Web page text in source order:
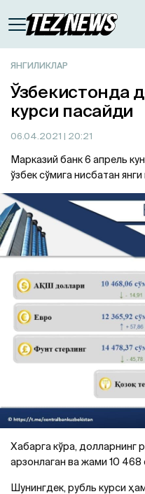
ЯНГИЛИКЛАР
Ўзбекистонда
курси пасайди
06.04.2021 | 20:21
Марказий банк 6 апрель
ўзбек сўмига нисбатан
Хабарга кўра, долларнинг
арзонлаган ва жами 10 468
Шунингдек, рубль курси